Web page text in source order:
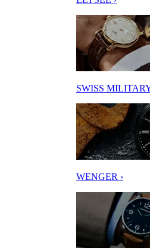
SWISS
WENGER ›